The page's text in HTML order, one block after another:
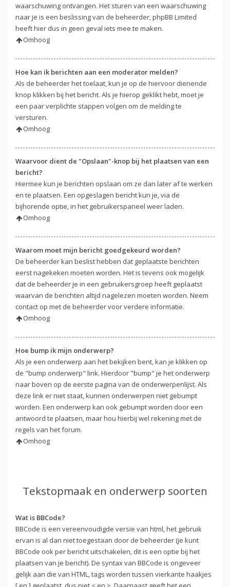
waarschuwing ontvangen. Het sturen van een waarschuwing
naar je is een beslissing van de beheerder, phpBB Limited
heeft hier dus in geen geval iets mee te maken.
Omhoog
Hoe kan ik berichten aan een moderator melden?
Als de beheerder het toelaat, kun je op de hiervoor dienende
knop klikken bij het bericht. Als je hierop geklikt hebt, moet je
een paar verplichte stappen volgen om de melding te
versturen.
Omhoog
Waarvoor dient de "Opslaan"-knop bij het plaatsen van een
bericht?
Hiermee kun je berichten opslaan om ze dan later af te werken
en te plaatsen. Een opgeslagen bericht kun je, via de
bijhorende optie, in het gebruikerspaneel weer laden.
Omhoog
Waarom moet mijn bericht goedgekeurd worden?
De beheerder kan beslist hebben dat geplaatste berichten
eerst nagekeken moeten worden. Het is tevens ook mogelijk
dat de beheerder je in een gebruikersgroep heeft geplaatst
waarvan de berichten altijd nagelezen moeten worden. Neem
contact op met de beheerder voor verdere informatie.
Omhoog
Hoe bump ik mijn onderwerp?
Als je een onderwerp aan het bekijken bent, kan je klikken op
de "bump onderwerp" link. Hierdoor "bump" je het onderwerp
naar boven op de eerste pagina van de onderwerpenlijst. Als
deze link er niet staat, kunnen onderwerpen niet gebumpt
worden. Een onderwerp kan ook gebumpt worden door een
antwoord te plaatsen, maar hou hierbij wel rekening met de
regels van het forum.
Omhoog
Tekstopmaak en onderwerp soorten
Wat is BBCode?
BBCode is een vereenvoudigde versie van html, het gebruik
ervan is al dan niet toegestaan door de beheerder (je kunt
BBCode ook per bericht uitschakelen, dit is een optie bij het
plaatsen van je bericht). De syntax van BBCode is ongeveer
gelijk aan die van HTML, tags worden tussen vierkante haakjes